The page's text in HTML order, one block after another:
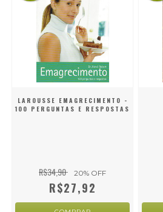
LAROUSSE EMAGRECIMENTO -
100 PERGUNTAS E RESPOSTAS
R$34,90 20% OFF
R$27,92